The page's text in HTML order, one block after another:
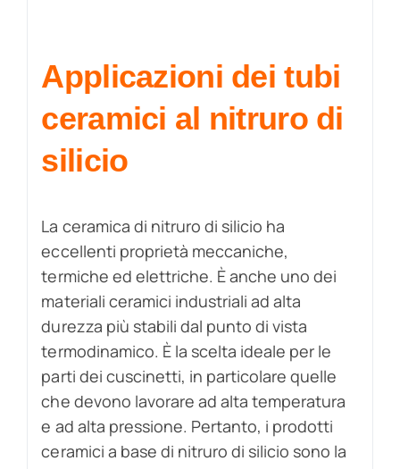
Applicazioni dei tubi
ceramici al nitruro di
silicio
La ceramica di nitruro di silicio ha
eccellenti proprietà meccaniche,
termiche ed elettriche. È anche uno dei
materiali ceramici industriali ad alta
durezza più stabili dal punto di vista
termodinamico. È la scelta ideale per le
parti dei cuscinetti, in particolare quelle
che devono lavorare ad alta temperatura
e ad alta pressione. Pertanto, i prodotti
ceramici a base di nitruro di silicio sono la